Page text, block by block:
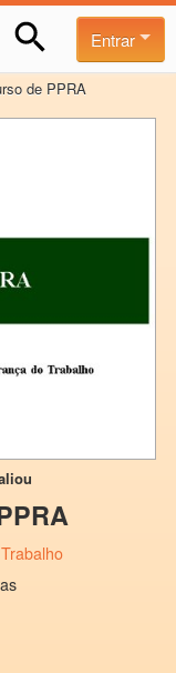
Entrar
de PPRA